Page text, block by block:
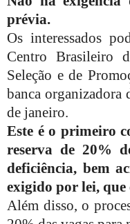
prévia.
Os interessados
Centro Brasileiro
Seleção e de
banca organizadora
de janeiro.
Este é o primeiro
reserva de 20%
deficiência, bem
exigido por lei, que
Além disso, o